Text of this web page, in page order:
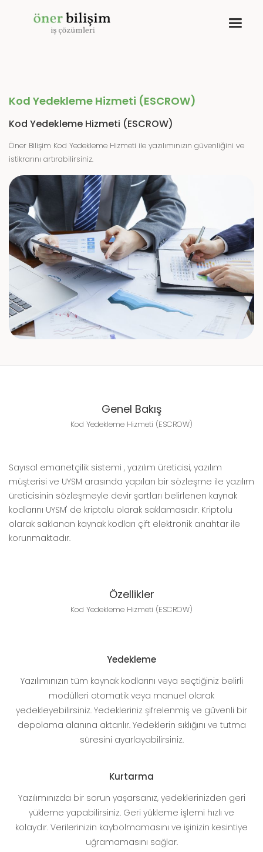
Kod Yedekleme Hizmeti (ESCROW)
Kod Yedekleme Hizmeti (ESCROW)
Öner Bilişim Kod Yedekleme Hizmeti ile yazılımınızın güvenliğini ve
istikrarını artırabilirsiniz.
Genel Bakış
Kod Yedekleme Hizmeti (ESCROW)
Sayısal emanetçilik sistemi , yazılım üreticisi, yazılım
müşterisi ve UYSM arasında yapılan bir sözleşme ile yazılım
üreticisinin sözleşmeyle devir şartları belirlenen kaynak
kodlarını UYSM' de kriptolu olarak saklamasıdır. Kriptolu
olarak saklanan kaynak kodları çift elektronik anahtar ile
korunmaktadır.
Özellikler
Kod Yedekleme Hizmeti (ESCROW)
Yedekleme
Yazılımınızın tüm kaynak kodlarını veya seçtiğiniz belirli
modülleri otomatik veya manuel olarak
yedekleyebilirsiniz. Yedekleriniz şifrelenmiş ve güvenli bir
depolama alanına aktarılır. Yedeklerin sıklığını ve tutma
süresini ayarlayabilirsiniz.
Kurtarma
Yazılımınızda bir sorun yaşarsanız, yedeklerinizden geri
yükleme yapabilirsiniz. Geri yükleme işlemi hızlı ve
kolaydır. Verilerinizin kaybolmamasını ve işinizin kesintiye
uğramamasını sağlar.